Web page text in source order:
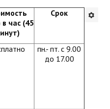
в час (45
Срок
пн.- пт. с 9.00
до 17.00